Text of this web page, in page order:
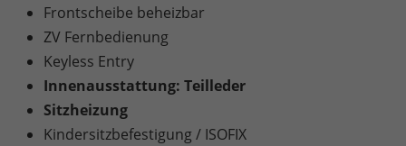
Frontscheibe beheizbar
ZV Fernbedienung
Keyless Entry
Innenausstattung: Teilleder
Sitzheizung
Kindersitzbefestigung / ISOFIX